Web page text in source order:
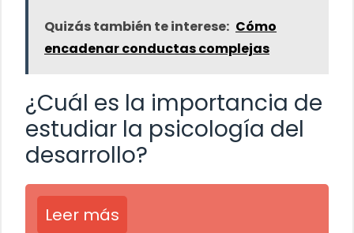
Quizás también te interese: Cómo
encadenar conductas complejas
¿Cuál es la importancia de
estudiar la psicología del
desarrollo?
Leer más